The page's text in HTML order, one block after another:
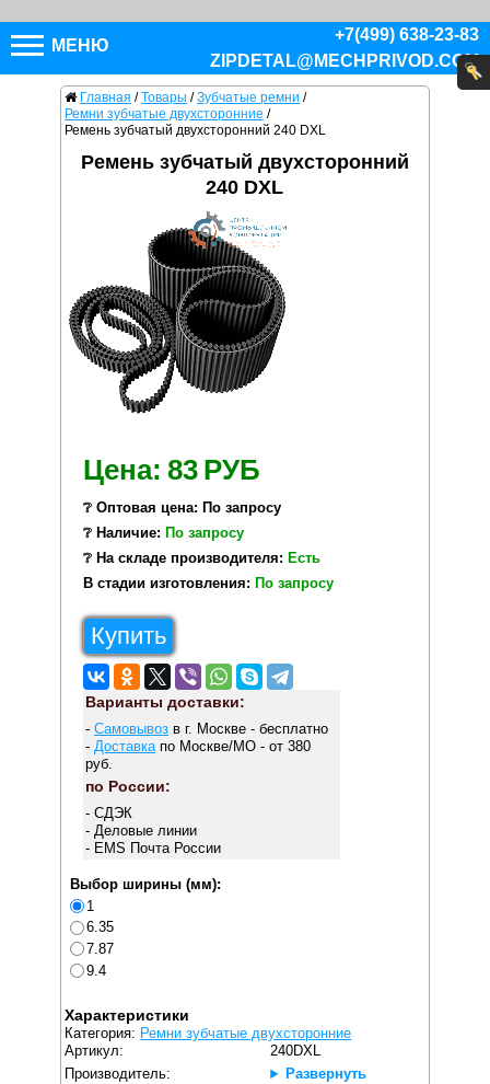
МЕНЮ
+7(499) 638-23-83
ZIPDETAL@MECHPRIVOD.COM
Главная / Товары / Зубчатые ремни /
Ремни зубчатые двухсторонние /
Ремень зубчатый двухсторонний 240 DXL
Ремень зубчатый двухсторонний
240 DXL
Цена: 83 РУБ
❔ Оптовая цена: По запросу
❔ Наличие: По запросу
❔ На складе производителя: Есть
В стадии изготовления: По запросу
Купить
Варианты доставки:
- Самовывозв г. Москве - бесплатно
- Доставкапо Москве/МО - от 380
руб.
по России:
- СДЭК
- Деловые линии
- EMS Почта России
Выбор ширины (мм):
1
6.35
7.87
9.4
Характеристики
Категория: Ремни зубчатые двухсторонние
Артикул:
240DXL
Производитель:
Развернуть